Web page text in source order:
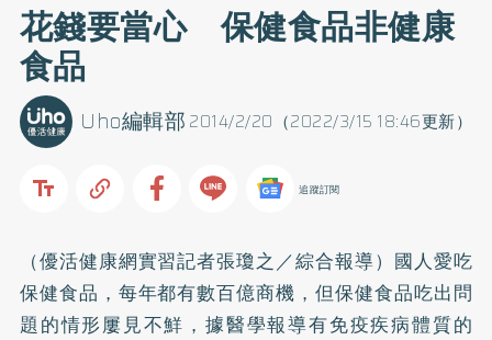
花錢要當心 保健食品非健康
食品
2014/2/20（2022/3/15 18:46更新）
Uho編輯部
追蹤訂閱
（優活健康網實習記者張瓊之／綜合報導）國人愛吃
保健食品，每年都有數百億商機，但保健食品吃出問
題的情形屢見不鮮，據醫學報導有免疫疾病體質的